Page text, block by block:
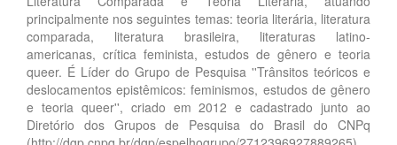
principalmente nos seguintes temas: teoria literária, literatura
comparada, literatura brasileira, literaturas latino-
americanas, crítica feminista, estudos de gênero e teoria
queer. É Líder do Grupo de Pesquisa ''Trânsitos teóricos e
deslocamentos epistêmicos: feminismos, estudos de gênero
e teoria queer'', criado em 2012 e cadastrado junto ao
Diretório dos Grupos de Pesquisa do Brasil do CNPq